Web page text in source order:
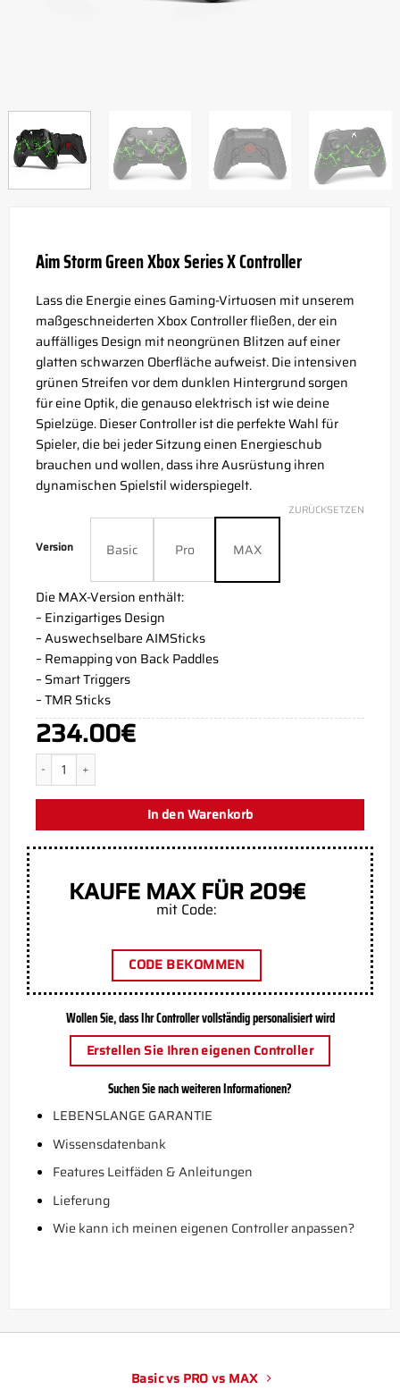
Aim Storm Green Xbox Series X Controller
Lass die Energie eines Gaming-Virtuosen mit unserem
maßgeschneiderten Xbox Controller fließen, der ein
auffälliges Design mit neongrünen Blitzen auf einer
glatten schwarzen Oberfläche aufweist. Die intensiven
grünen Streifen vor dem dunklen Hintergrund sorgen
für eine Optik, die genauso elektrisch ist wie deine
Spielzüge. Dieser Controller ist die perfekte Wahl für
Spieler, die bei jeder Sitzung einen Energieschub
brauchen und wollen, dass ihre Ausrüstung ihren
dynamischen Spielstil widerspiegelt.
Version Basic Pro MAX
ZURÜCKSETZEN
Die MAX-Version enthält:
– Einzigartiges Design
– Auswechselbare AIMSticks
– Remapping von Back Paddles
– Smart Triggers
– TMR Sticks
234.00€
Aim Storm Green Xbox Series X Controller Menge
In den Warenkorb
KAUFE MAX FÜR 209€
mit Code:
CODE BEKOMMEN
Wollen Sie, dass Ihr Controller vollständig personalisiert wird
Erstellen Sie Ihren eigenen Controller
Suchen Sie nach weiteren Informationen?
LEBENSLANGE GARANTIE
Wissensdatenbank
Features Leitfäden & Anleitungen
Lieferung
Wie kann ich meinen eigenen Controller anpassen?
Basic vs PRO vs MAX